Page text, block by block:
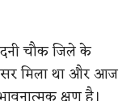
चौक जिले के
मिला था और आज